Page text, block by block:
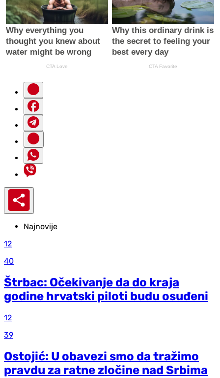
Najnovije
12
40
Štrbac: Očekivanje da do kraja
godine hrvatski piloti budu osuđeni
12
39
Ostojić: U obavezi smo da tražimo
pravdu za ratne zločine nad Srbima